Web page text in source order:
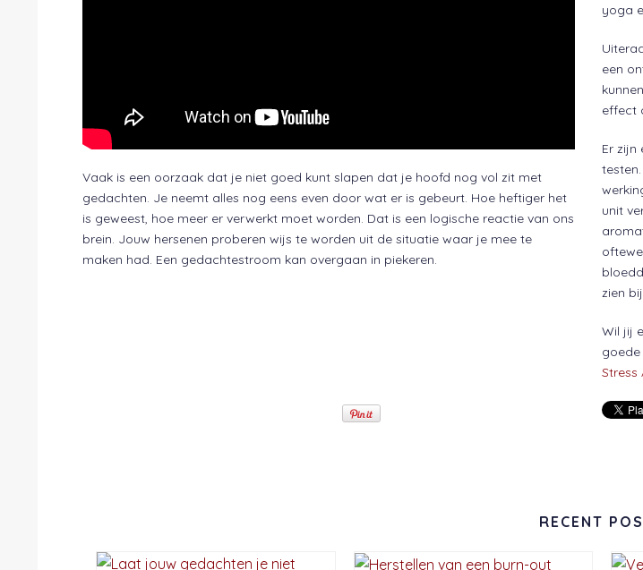
Vaak is een oorzaak dat je niet goed kunt slapen dat je hoofd nog vol zit met
gedachten. Je neemt alles nog eens even door wat er is gebeurt. Hoe heftiger het
is geweest, hoe meer er verwerkt moet worden. Dat is een logische reactie van ons
brein. Jouw hersenen proberen wijs te worden uit de situatie waar je mee te
maken had. Een gedachtestroom kan overgaan in piekeren.
yoga
een
effect
Er
unit
zien
Wil jij
Stress
RECENT